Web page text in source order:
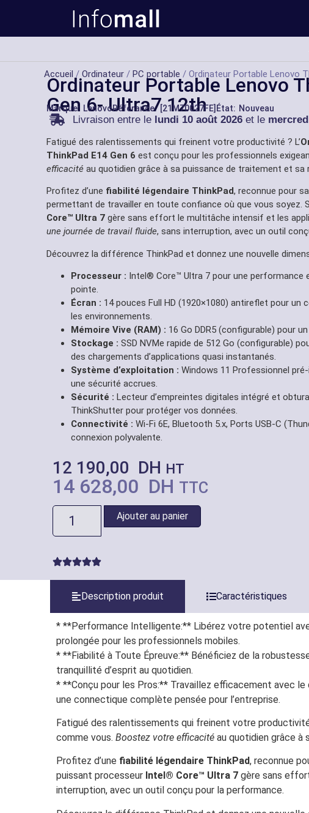
Accueil / Ordinateur / PC portable / Ordinateur Portable Lenovo
Ordinateur Portable Lenovo
Gen 6- Ultra7 12th
Marque: LenovoRéférance: [21M70027FE] État: Nouveau
Livraison entre le lundi 10 août 2026 et le
Fatigué des ralentissements qui freinent votre productivité ? L’
ThinkPad E14 Gen 6 est conçu pour les professionnels
efficacité au quotidien grâce à sa puissance de traitement et sa
Profitez d’une fiabilité légendaire ThinkPad, reconnue pour
permettant de travailler en toute confiance où que vous soyez.
Core™ Ultra 7 gère sans effort le multitâche intensif et les
une journée de travail fluide, sans interruption, avec un outil
Découvrez la différence ThinkPad et donnez une nouvelle
Processeur : Intel® Core™ Ultra 7 pour une performance
pointe.
Écran : 14 pouces Full HD (1920×1080) antireflet pour
les environnements.
Mémoire Vive (RAM) : 16 Go DDR5 (configurable) pour
Stockage : SSD NVMe rapide de 512 Go (configurable)
des chargements d’applications quasi instantanés.
Système d’exploitation : Windows 11 Professionnel
une sécurité accrues.
Sécurité : Lecteur d’empreintes digitales intégré et
ThinkShutter pour protéger vos données.
Connectivité : Wi-Fi 6E, Bluetooth 5.x, Ports USB-C
connexion polyvalente.
12 190,00 DH HT
14 628,00 DH TTC
Ajouter au panier
Description produit Caractéristiques
* **Performance Intelligente:** Libérez votre potentiel
prolongée pour les professionnels mobiles.
* **Fiabilité à Toute Épreuve:** Bénéficiez de la
tranquillité d’esprit au quotidien.
* **Conçu pour les Pros:** Travaillez efficacement avec
une connectique complète pensée pour l’entreprise.
Fatigué des ralentissements qui freinent votre productivité
comme vous. Boostez votre efficacité au quotidien grâce
Profitez d’une fiabilité légendaire ThinkPad, reconnue
puissant processeur Intel® Core™ Ultra 7 gère sans
interruption, avec un outil conçu pour la performance.